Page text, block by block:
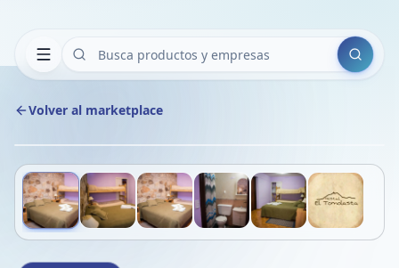
Buscar
Volver al marketplace
VER
1/6